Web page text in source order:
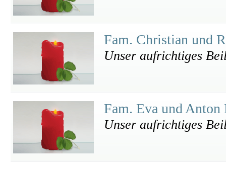
Fam. Christian und
Unser aufrichtiges
Fam. Eva und
Unser aufrichtiges